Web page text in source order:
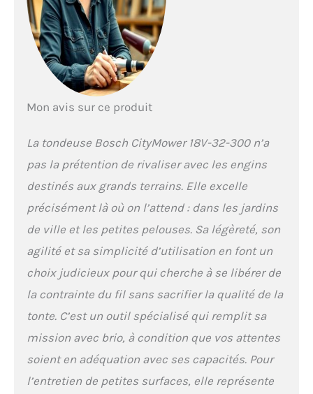
18V-32-300, 1 batterie
PBA 18V 4.0 Ah W-C,
chargeur AL 1830 CV,
emballage carton
batterie 18 V Bosch
maîtrise parfaite : les
poignées Ergoflex
d’adopter une bonne
position de travail,
aux bras et au dos
Tonte jusqu’au ras des
des bords, des murs
et des clôtures grâce
aux guide-herbes
POWER FOR ALL
ALLIANCE: 1 BATTERIE,
10+ MARQUES, 150+
OUTILS Livré avec :
CityMower 18V-32-
Mon avis sur ce produit
La tondeuse Bosch CityMower 18V-32-300 n’a
pas la prétention de rivaliser avec les engins
destinés aux grands terrains. Elle excelle
précisément là où on l’attend : dans les jardins
de ville et les petites pelouses. Sa légèreté, son
agilité et sa simplicité d’utilisation en font un
choix judicieux pour qui cherche à se libérer de
la contrainte du fil sans sacrifier la qualité de la
tonte. C’est un outil spécialisé qui remplit sa
mission avec brio, à condition que vos attentes
soient en adéquation avec ses capacités. Pour
l’entretien de petites surfaces, elle représente